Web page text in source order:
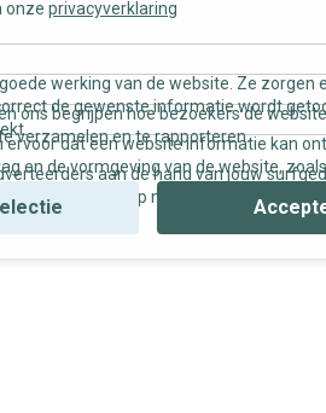
onze privacyverklaring
werking van de website. Ze zorgen
de gewenste informatie wordt
ons begrijpen hoe bezoekers de
verzamelen en te rapporteren.
ervoor dat een website informatie kan
en de vormgeving van de website,
aan de hand van jouw
advertenties en op maat gemaakte